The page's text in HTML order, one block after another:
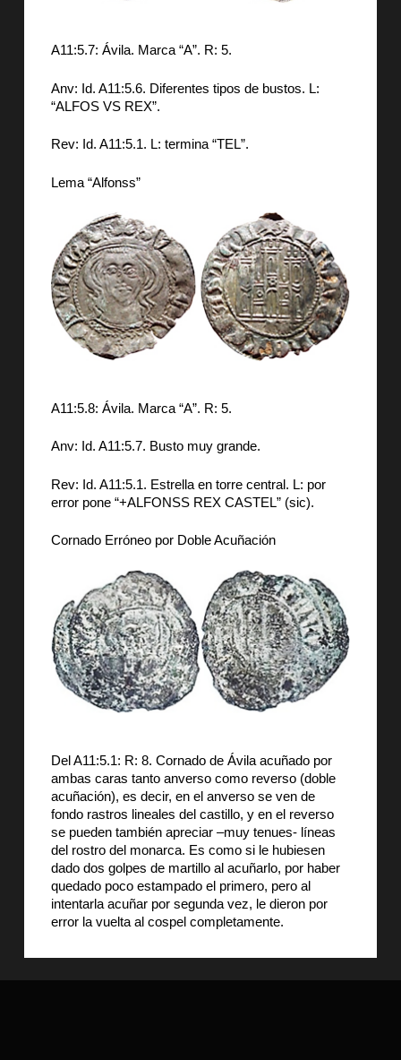
A11:5.7: Ávila. Marca “A”. R: 5.
Anv: Id. A11:5.6. Diferentes tipos de bustos. L:
“ALFOS VS REX”.
Rev: Id. A11:5.1. L: termina “TEL”.
Lema “Alfonss”
A11:5.8: Ávila. Marca “A”. R: 5.
Anv: Id. A11:5.7. Busto muy grande.
Rev: Id. A11:5.1. Estrella en torre central. L: por
error pone “+ALFONSS REX CASTEL” (sic).
Cornado Erróneo por Doble Acuñación
Del A11:5.1: R: 8. Cornado de Ávila acuñado por
ambas caras tanto anverso como reverso (doble
acuñación), es decir, en el anverso se ven de
fondo rastros lineales del castillo, y en el reverso
se pueden también apreciar –muy tenues- líneas
del rostro del monarca. Es como si le hubiesen
dado dos golpes de martillo al acuñarlo, por haber
quedado poco estampado el primero, pero al
intentarla acuñar por segunda vez, le dieron por
error la vuelta al cospel completamente.